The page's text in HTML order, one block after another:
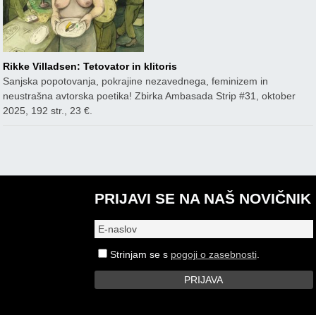
Rikke Villadsen: Tetovator in klitoris
Sanjska popotovanja, pokrajine nezavednega, feminizem in
neustrašna avtorska poetika! Zbirka Ambasada Strip #31, oktober
2025, 192 str., 23 €.
PRIJAVI SE NA NAŠ NOVIČNIK
Strinjam se s pogoji o zasebnosti.